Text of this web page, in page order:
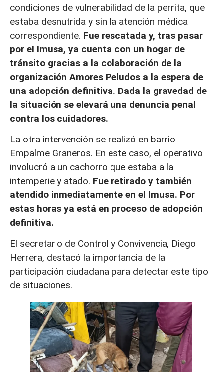
condiciones de vulnerabilidad de la perrita, que
estaba desnutrida y sin la atención médica
correspondiente. Fue rescatada y, tras pasar
por el Imusa, ya cuenta con un hogar de
tránsito gracias a la colaboración de la
organización Amores Peludos a la espera de
una adopción definitiva. Dada la gravedad de
la situación se elevará una denuncia penal
contra los cuidadores.
La otra intervención se realizó en barrio
Empalme Graneros. En este caso, el operativo
involucró a un cachorro que estaba a la
intemperie y atado. Fue retirado y también
atendido inmediatamente en el Imusa. Por
estas horas ya está en proceso de adopción
definitiva.
El secretario de Control y Convivencia, Diego
Herrera, destacó la importancia de la
participación ciudadana para detectar este tipo
de situaciones.